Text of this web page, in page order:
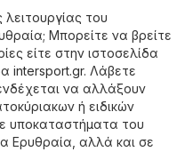
λειτουργίας του
Μπορείτε να βρείτε
είτε στην ιστοσελίδα
intersport.gr. Λάβετε
να αλλάξουν
ή ειδικών
υποκαταστήματα του
Ερυθραία, αλλά και σε